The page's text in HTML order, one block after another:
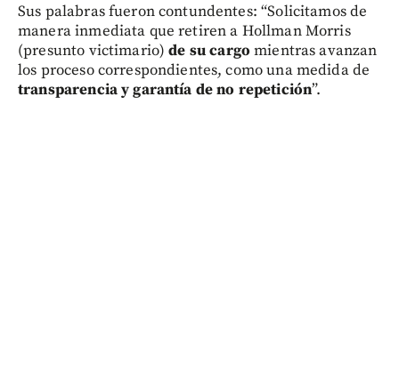
Sus palabras fueron contundentes: “Solicitamos de
manera inmediata que retiren a Hollman Morris
(presunto victimario) de su cargo mientras avanzan
los proceso correspondientes, como una medida de
transparencia y garantía de no repetición”.